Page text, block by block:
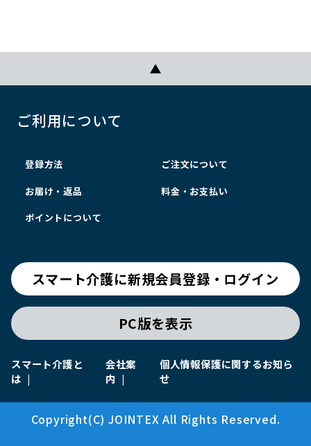
ご利用について
登録方法 ご注文について
お届け・返品 料金・お支払い
ポイントについて
スマート介護に新規会員登録・ログイン
PC版を表示
スマート介護と
は
会社案
内
個人情報保護に関するお知ら
せ
Copyright(C) JOINTEX All Rights Reserved.